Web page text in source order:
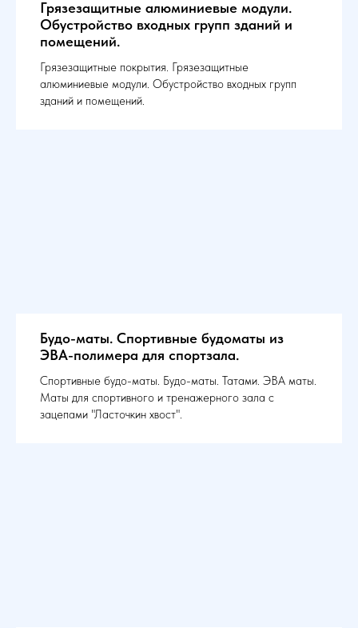
Грязезащитные алюминиевые модули.
Обустройство входных групп зданий и
помещений.
Грязезащитные покрытия. Грязезащитные
алюминиевые модули. Обустройство входных групп
зданий и помещений.
Будо-маты. Спортивные будоматы из
ЭВА-полимера для спортзала.
Спортивные будо-маты. Будо-маты. Татами. ЭВА маты.
Маты для спортивного и тренажерного зала с
зацепами "Ласточкин хвост".